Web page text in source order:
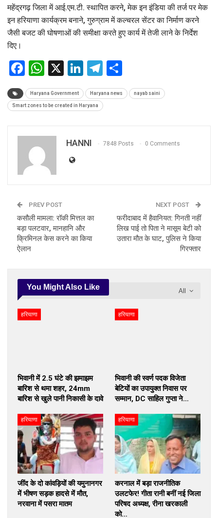
महेंद्रगढ़ जिला में आई.एम.टी. स्थापित करने, मेक इन इंडिया की तर्ज पर मेक
इन हरियाणा कार्यक्रम बनाने, गुरुग्राम में कल्चरल सेंटर का निर्माण करने
जैसी बजट की घोषणाओं की समीक्षा करते हुए कार्य में तेजी लाने के निर्देश
दिए।
Facebook
WhatsApp
X LinkedIn
Telegram
Haryana Government Haryana news nayab saini
Smart zones to be created in Haryana
HANNI 7848 Posts 0 Comments
PREV POST
कसौली मामला: रॉकी मित्तल का
बड़ा पलटवार, मानहानि और
क्रिमिनल केस करने का किया
ऐलान
NEXT POST
फरीदाबाद में हैवानियत: गिनती नहीं
लिख पाई तो पिता ने मासूम बेटी को
उतारा मौत के घाट, पुलिस ने किया
गिरफ्तार
All
You Might Also Like
हरियाणा
भिवानी में 2.5 घंटे की झमाझम
बारिश से थमा शहर, 24mm
बारिश से खुले पानी निकासी के दावे
हरियाणा
भिवानी की स्वर्ण पदक विजेता
बेटियों का उपायुक्त निवास पर
सम्मान, DC साहिल गुप्ता ने…
हरियाणा
जींद के दो कांवड़ियों की यमुनानगर
में भीषण सड़क हादसे में मौत,
नरवाना में पसरा मातम
हरियाणा
करनाल में बड़ा राजनीतिक
उलटफेर! गीता रानी बनीं नई जिला
परिषद अध्यक्ष, रीना खरकाली
को…